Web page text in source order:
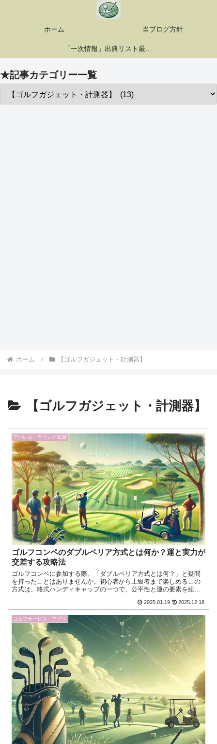
ホーム 当ブログ方針
「一次情報」出典リスト厳選10選
★記事カテゴリー一覧
ホーム 【ゴルフガジェット・計測器】
【ゴルフガジェット・計測器】
アパレル・ラウンド知識
ゴルフコンペのダブルペリア方式とは何か？運と実力が
交差する攻略法
ゴルフコンペに参加する際、「ダブルペリア方式とは何？」と疑問
を持ったことはありませんか。初心者から上級者まで楽しめるこの
方式は、略式ハンディキャップの一つで、公平性と運の要素を組み
今日もゴルフへの愛が止まらない！『ゴルフクラブインサイツ』ナ
ビゲーターのK・Kです。
2025.01.19 2025.12.18
ゴルフサービス・アプリ